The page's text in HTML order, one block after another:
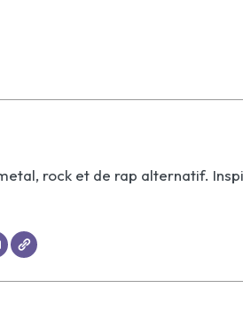
rock et de rap alternatif.